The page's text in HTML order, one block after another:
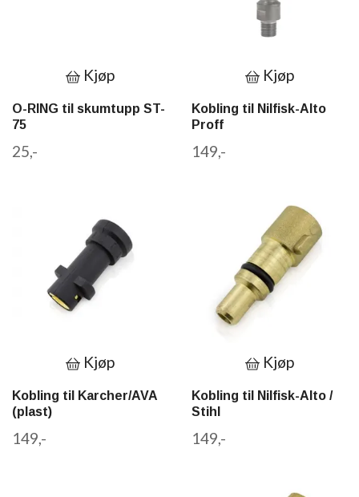
Kjøp
O-RING til skumtupp ST-
75
25,-
Kjøp
Kobling til Nilfisk-Alto
Proff
149,-
Kjøp
Kobling til Karcher/AVA
(plast)
149,-
Kjøp
Kobling til Nilfisk-Alto /
Stihl
149,-